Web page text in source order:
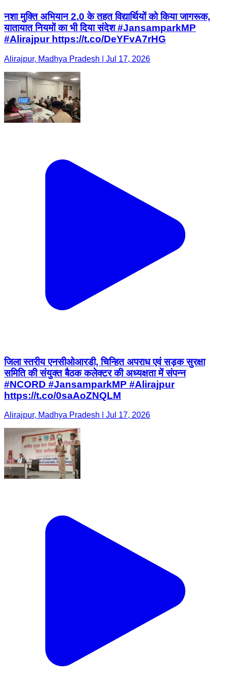
नशा मुक्ति अभियान 2.0 के तहत विद्यार्थियों को किया जागरूक,
यातायात नियमों का भी दिया संदेश #JansamparkMP
#Alirajpur https://t.co/DeYFvA7rHG
Alirajpur, Madhya Pradesh | Jul 17, 2026
जिला स्तरीय एनसीओआरडी, चिन्हित अपराध एवं सड़क सुरक्षा
समिति की संयुक्त बैठक कलेक्टर की अध्यक्षता में संपन्न
#NCORD #JansamparkMP #Alirajpur
https://t.co/0saAoZNQLM
Alirajpur, Madhya Pradesh | Jul 17, 2026